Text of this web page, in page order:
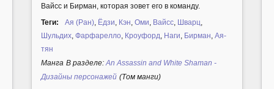
Вайсс и Бирман, которая зовет его в команду.
Теги:
Ая (Ран), Ёдзи, Кэн, Оми, Вайсс, Шварц,
Шульдих, Фарфарелло, Кроуфорд, Наги, Бирман, Ая-
тян
Манга В разделе:An Assassin and White Shaman -
Дизайны персонажей (Том манги)